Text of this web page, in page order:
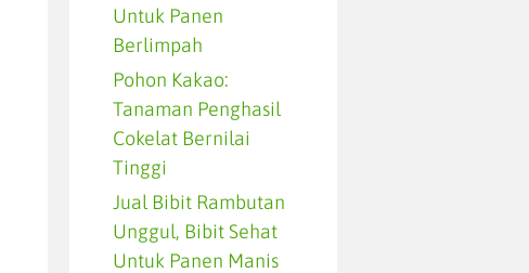
Untuk Panen
Berlimpah
Pohon Kakao:
Tanaman Penghasil
Cokelat Bernilai
Tinggi
Jual Bibit Rambutan
Unggul, Bibit Sehat
Untuk Panen Manis